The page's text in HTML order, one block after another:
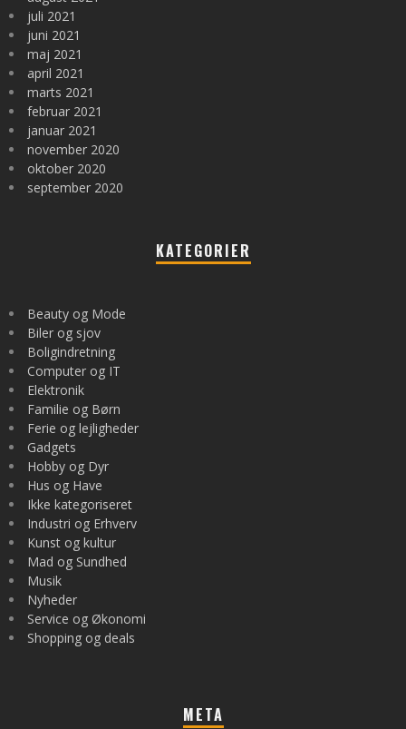
juli 2021
juni 2021
maj 2021
april 2021
marts 2021
februar 2021
januar 2021
november 2020
oktober 2020
september 2020
KATEGORIER
Beauty og Mode
Biler og sjov
Boligindretning
Computer og IT
Elektronik
Familie og Børn
Ferie og lejligheder
Gadgets
Hobby og Dyr
Hus og Have
Ikke kategoriseret
Industri og Erhverv
Kunst og kultur
Mad og Sundhed
Musik
Nyheder
Service og Økonomi
Shopping og deals
META